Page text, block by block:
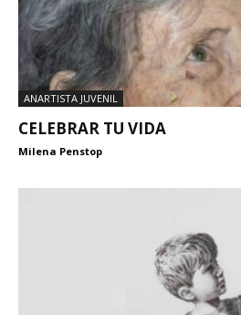
ANARTISTA JUVENIL
CELEBRAR TU VIDA
Milena Penstop